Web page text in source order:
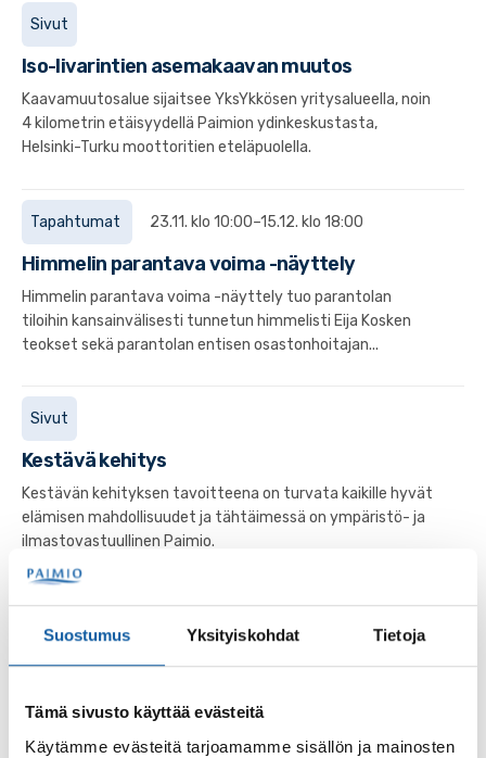
Suostumus Yksityiskohdat Tietoja
Tämä sivusto käyttää evästeitä
Käytämme evästeitä tarjoamamme sisällön ja mainosten
Sivut
Iso-Iivarintien asemakaavan muutos
Kaavamuutosalue sijaitsee YksYkkösen yritysalueella, noin
4 kilometrin etäisyydellä Paimion ydinkeskustasta,
Helsinki-Turku moottoritien eteläpuolella.
Tapahtumat 23.11. klo 10:00–15.12. klo 18:00
Himmelin parantava voima -näyttely
Himmelin parantava voima -näyttely tuo parantolan
tiloihin kansainvälisesti tunnetun himmelisti Eija Kosken
teokset sekä parantolan entisen osastonhoitajan...
Sivut
Kestävä kehitys
Kestävän kehityksen tavoitteena on turvata kaikille hyvät
elämisen mahdollisuudet ja tähtäimessä on ympäristö- ja
ilmastovastuullinen Paimio.
Sähkösopimukset ja itselle sopivan tuotteen valinta
aiheuttaa hämmennystä kuluttajissa. Etenkin tällä